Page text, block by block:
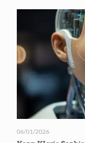
06/01/2026